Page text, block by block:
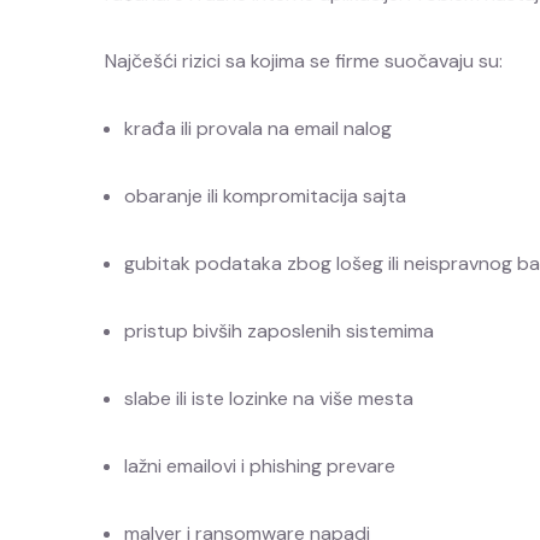
Najčešći rizici sa kojima se firme suočavaju su:
krađa ili provala na email nalog
obaranje ili kompromitacija sajta
gubitak podataka zbog lošeg ili neispravnog
pristup bivših zaposlenih sistemima
slabe ili iste lozinke na više mesta
lažni emailovi i phishing prevare
malver i ransomware napadi